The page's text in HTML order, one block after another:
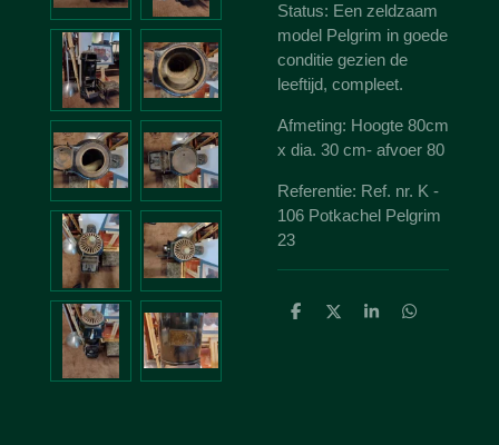
Status: Een zeldzaam
model Pelgrim in goede
conditie gezien de
leeftijd, compleet.
Afmeting: Hoogte 80cm
x dia. 30 cm- afvoer 80
Referentie: Ref. nr. K -
106 Potkachel Pelgrim
23
D
D
S
D